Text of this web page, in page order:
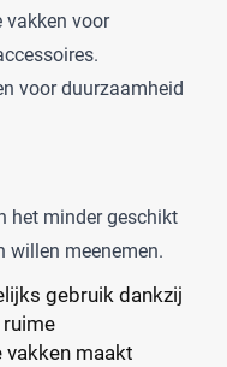
vakken voor
voor duurzaamheid
het minder geschikt
willen meenemen.
gebruik dankzij
maakt